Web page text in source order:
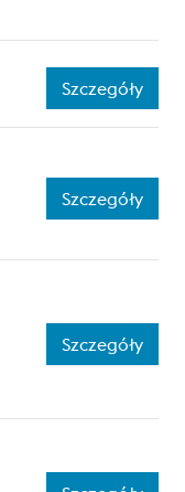
Szczegóły
Szczegóły
Szczegóły